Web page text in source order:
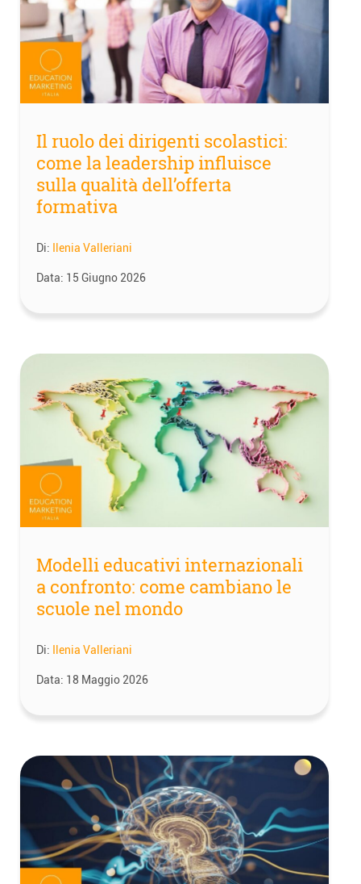
Il ruolo dei dirigenti scolastici:
come la leadership influisce
sulla qualità dell’offerta
formativa
Di: Ilenia Valleriani
Data: 15 Giugno 2026
Modelli educativi internazionali
a confronto: come cambiano le
scuole nel mondo
Di: Ilenia Valleriani
Data: 18 Maggio 2026